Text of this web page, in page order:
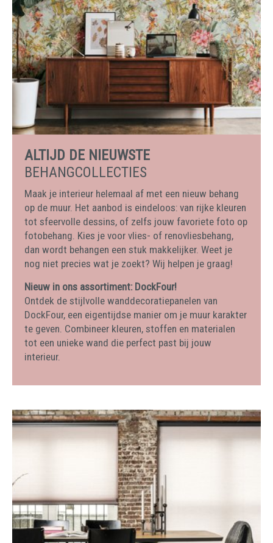
ALTIJD DE NIEUWSTE
BEHANGCOLLECTIES
Maak je interieur helemaal af met een nieuw behang
op de muur. Het aanbod is eindeloos: van rijke kleuren
tot sfeervolle dessins, of zelfs jouw favoriete foto op
fotobehang. Kies je voor vlies- of renovliesbehang,
dan wordt behangen een stuk makkelijker. Weet je
nog niet precies wat je zoekt? Wij helpen je graag!
Nieuw in ons assortiment: DockFour!
Ontdek de stijlvolle wanddecoratiepanelen van
DockFour, een eigentijdse manier om je muur karakter
te geven. Combineer kleuren, stoffen en materialen
tot een unieke wand die perfect past bij jouw
interieur.